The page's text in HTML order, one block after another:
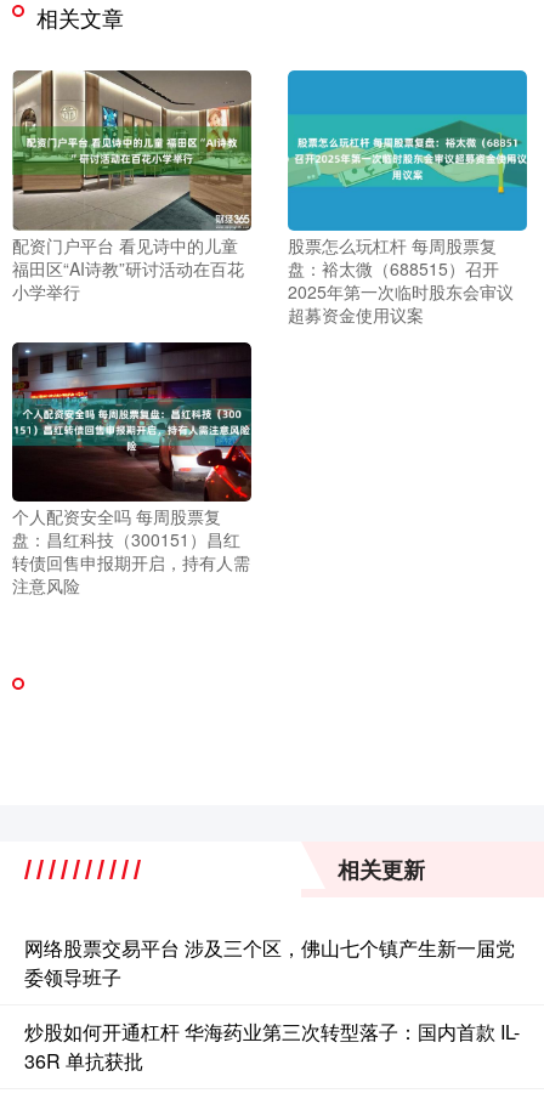
相关文章
配资门户平台 看见诗中的儿童
福田区“AI诗教”研讨活动在百花
小学举行
股票怎么玩杠杆 每周股票复
盘：裕太微（688515）召开
2025年第一次临时股东会审议
超募资金使用议案
个人配资安全吗 每周股票复
盘：昌红科技（300151）昌红
转债回售申报期开启，持有人需
注意风险
相关更新
网络股票交易平台 涉及三个区，佛山七个镇产生新一届党
委领导班子
炒股如何开通杠杆 华海药业第三次转型落子：国内首款 IL-
36R 单抗获批